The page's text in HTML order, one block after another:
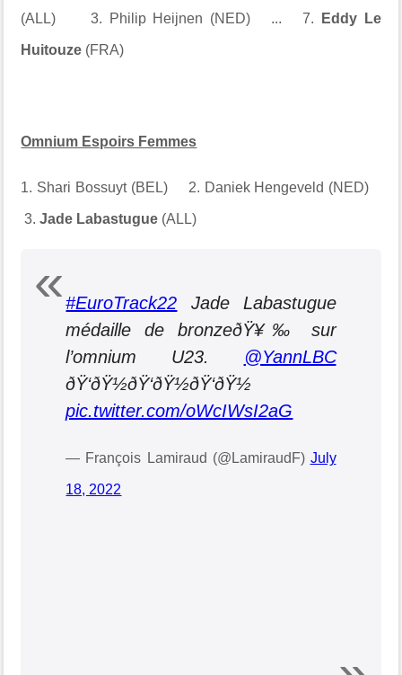
(ALL) 3. Philip Heijnen (NED) ... 7. Eddy Le
Huitouze (FRA)
Omnium Espoirs Femmes
1. Shari Bossuyt (BEL) 2. Daniek Hengeveld (NED)
3.Jade Labastugue (ALL)
#EuroTrack22 Jade Labastugue
médaille de bronzeðŸ¥‰ sur
l’omnium U23.
@YannLBC
ðŸ‘ðŸ½ðŸ‘ðŸ½ðŸ‘ðŸ½
pic.twitter.com/oWcIWsI2aG
— François Lamiraud (@LamiraudF) July
18, 2022